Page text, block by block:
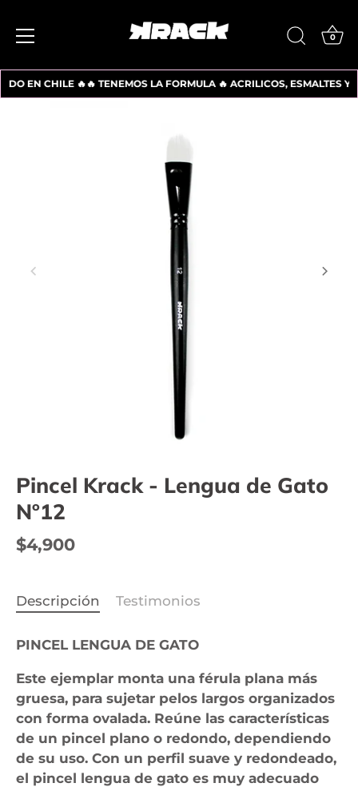
EN CHILE 🔥🔥 TENEMOS LA FORMULA 🔥 ACRILICOS, ESMALTES Y
0
Pincel Krack - Lengua de Gato
Nº12
$4,900
Descripción Testimonios
PINCEL LENGUA DE GATO
Este ejemplar monta una férula plana más
gruesa, para sujetar pelos largos organizados
con forma ovalada. Reúne las características
de un pincel plano o redondo, dependiendo
de su uso. Con un perfil suave y redondeado,
el pincel lengua de gato es muy adecuado